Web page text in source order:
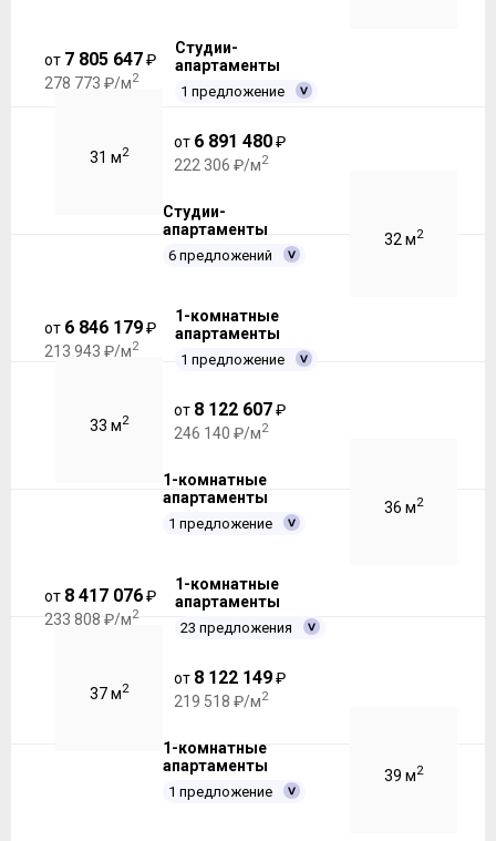
от 7 805 647₽
278 773 ₽/м2
Студии-
апартаменты
1 предложение
31 м2
от 6 891 480₽
222 306 ₽/м2
Студии-
апартаменты
6 предложений
32 м2
от 6 846 179₽
213 943 ₽/м2
1-комнатные
апартаменты
1 предложение
33 м2
от 8 122 607₽
246 140 ₽/м2
1-комнатные
апартаменты
1 предложение
36 м2
от 8 417 076₽
233 808 ₽/м2
1-комнатные
апартаменты
23 предложения
37 м2
от 8 122 149₽
219 518 ₽/м2
1-комнатные
апартаменты
1 предложение
39 м2